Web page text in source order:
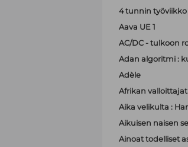
4 tunnin työviikko
Aava UE 1
AC/DC - tulkoon
Adan algoritmi :
Adèle
Afrikan
Aika velikulta :
Aikuisen naisen
Ainoat todelliset